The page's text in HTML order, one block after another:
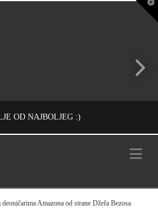
OD NAJBOLJEG :)
deoničarima Amazona od strane Džefa Bezosa